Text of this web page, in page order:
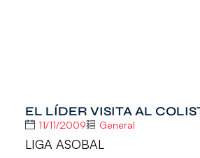
EL LÍDER VISITA AL
11/11/2009 General
LIGA ASOBAL